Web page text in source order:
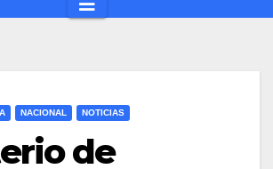
NACIONAL NOTICIAS
de